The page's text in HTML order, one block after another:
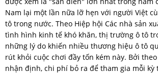
Nam lại một lần nữa lỡ hẹn với người Việt
tô trong nước. Theo Hiệp hội Các nhà sản
tình hình kinh tế khó khăn, thị trường ô tô
những lý do khiến nhiều thương hiệu ô tô
rút khỏi cuộc chơi đầy tốn kém này. Bởi
nhận định, chi phí bỏ ra để tham gia mỗi kỳ